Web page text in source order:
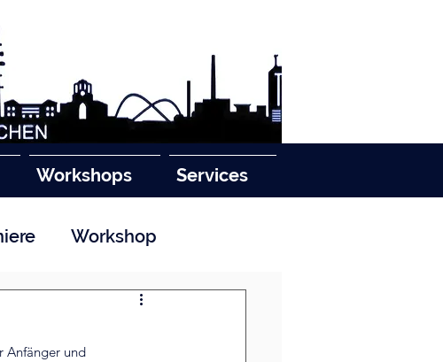
Workshops Services
Workshop
Anfänger und